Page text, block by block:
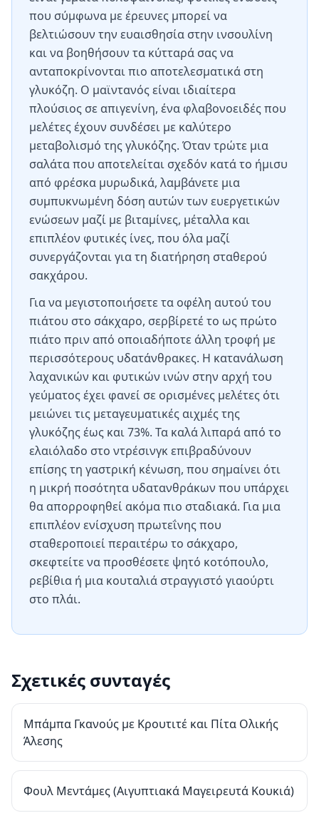
που σύμφωνα με έρευνες μπορεί να
βελτιώσουν την ευαισθησία στην ινσουλίνη
και να βοηθήσουν τα κύτταρά σας να
ανταποκρίνονται πιο αποτελεσματικά στη
γλυκόζη. Ο μαϊντανός είναι ιδιαίτερα
πλούσιος σε απιγενίνη, ένα φλαβονοειδές που
μελέτες έχουν συνδέσει με καλύτερο
μεταβολισμό της γλυκόζης. Όταν τρώτε μια
σαλάτα που αποτελείται σχεδόν κατά το ήμισυ
από φρέσκα μυρωδικά, λαμβάνετε μια
συμπυκνωμένη δόση αυτών των ευεργετικών
ενώσεων μαζί με βιταμίνες, μέταλλα και
επιπλέον φυτικές ίνες, που όλα μαζί
συνεργάζονται για τη διατήρηση σταθερού
σακχάρου.
Για να μεγιστοποιήσετε τα οφέλη αυτού του
πιάτου στο σάκχαρο, σερβίρετέ το ως πρώτο
πιάτο πριν από οποιαδήποτε άλλη τροφή με
περισσότερους υδατάνθρακες. Η κατανάλωση
λαχανικών και φυτικών ινών στην αρχή του
γεύματος έχει φανεί σε ορισμένες μελέτες ότι
μειώνει τις μεταγευματικές αιχμές της
γλυκόζης έως και 73%. Τα καλά λιπαρά από το
ελαιόλαδο στο ντρέσινγκ επιβραδύνουν
επίσης τη γαστρική κένωση, που σημαίνει ότι
η μικρή ποσότητα υδατανθράκων που υπάρχει
θα απορροφηθεί ακόμα πιο σταδιακά. Για μια
επιπλέον ενίσχυση πρωτεΐνης που
σταθεροποιεί περαιτέρω το σάκχαρο,
σκεφτείτε να προσθέσετε ψητό κοτόπουλο,
ρεβίθια ή μια κουταλιά στραγγιστό γιαούρτι
στο πλάι.
Σχετικές συνταγές
Μπάμπα Γκανούς με Κρουτιτέ και Πίτα Ολικής
Άλεσης
Φουλ Μεντάμες (Αιγυπτιακά Μαγειρευτά Κουκιά)